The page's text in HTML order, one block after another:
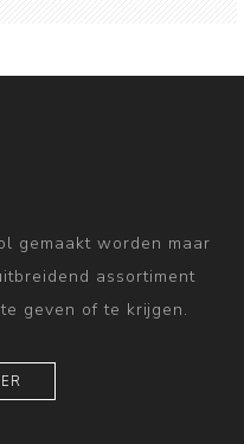
gemaakt worden maar
assortiment
geven of te krijgen.